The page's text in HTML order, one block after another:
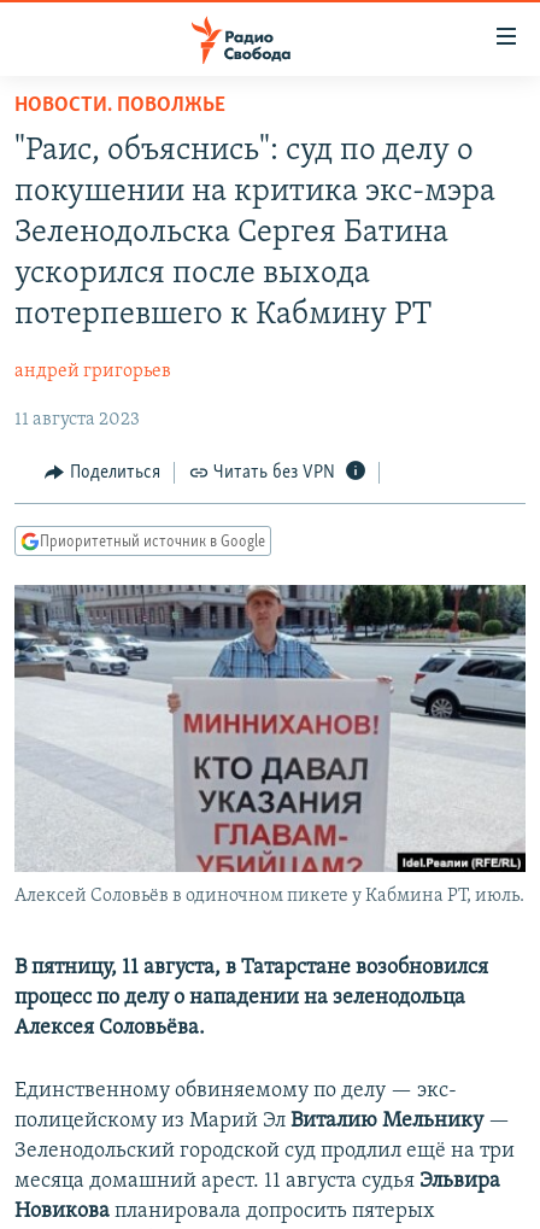
упрощенного
доступа
основному
содержанию
Вернутся
главной
навигации
Вернутся
поиску
ПРОГРАММЫ
ПОДКАСТЫ
АВТОРСКИЕ ПРОЕКТЫ
МНЕНИЯ
IDEL.РЕАЛИИ
КАВКАЗ.РЕАЛИИ
СЕВЕР.РЕАЛИИ
РАСПИСАНИЕ ВЕЩАНИЯ
ПОДПИШИТЕСЬ НА РАССЫЛКУ
СОЦИАЛЬНЫЕ СЕТИ
Все сайты РСЕ/РС
НОВОСТИ. ПОВОЛЖЬЕ
"Раис, объяснись": суд по делу о
покушении на критика экс-мэра
Зеленодольска Сергея Батина
ускорился после выхода
потерпевшего к Кабмину РТ
андрей григорьев
11 августа 2023
Поделиться Читать без VPN
Приоритетный источник в Google
Алексей Соловьёв в одиночном пикете у Кабмина РТ, июль.
В пятницу, 11 августа, в Татарстане возобновился
процесс по делу о нападении на зеленодольца
Алексея Соловьёва.
Единственному обвиняемому по делу — экс-
полицейскому из Марий Эл Виталию Мельнику—
Зеленодольский городской суд продлил ещё на три
месяца домашний арест. 11 августа судья Эльвира
Новикова планировала допросить пятерых